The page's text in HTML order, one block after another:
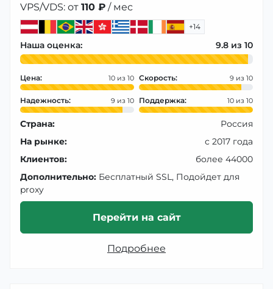
VPS/VDS: от 110 ₽ / мес
+14
Наша оценка: 9.8
Цена: 10 Скорость: 9
Надежность: 9 Поддержка: 10
Страна:
Россия
На рынке:
с 2017 года
Клиентов:
более 44000
Дополнительно: Бесплатный SSL, Подойдет для
proxy
Перейти на сайт
Подробнее